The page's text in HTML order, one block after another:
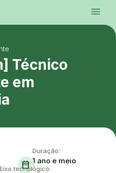
menu
Técnico
em
date_range
Duração:
1 ano e meio
Eixo tecnológico: